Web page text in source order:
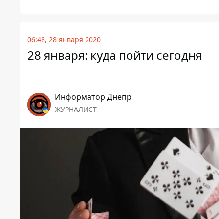
06:48, 28 января 2020
28 января: куда пойти сегодня
Информатор Днепр
ЖУРНАЛИСТ